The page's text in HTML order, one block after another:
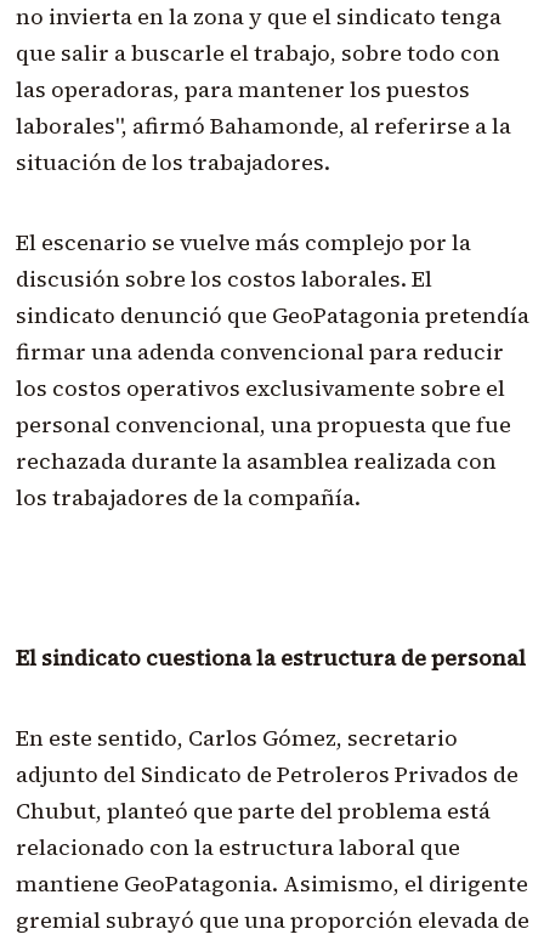
no invierta en la zona y que el sindicato tenga
que salir a buscarle el trabajo, sobre todo con
las operadoras, para mantener los puestos
laborales", afirmó Bahamonde, al referirse a la
situación de los trabajadores.
El escenario se vuelve más complejo por la
discusión sobre los costos laborales. El
sindicato denunció que GeoPatagonia pretendía
firmar una adenda convencional para reducir
los costos operativos exclusivamente sobre el
personal convencional, una propuesta que fue
rechazada durante la asamblea realizada con
los trabajadores de la compañía.
El sindicato cuestiona la estructura de personal
En este sentido, Carlos Gómez, secretario
adjunto del Sindicato de Petroleros Privados de
Chubut, planteó que parte del problema está
relacionado con la estructura laboral que
mantiene GeoPatagonia. Asimismo, el dirigente
gremial subrayó que una proporción elevada de